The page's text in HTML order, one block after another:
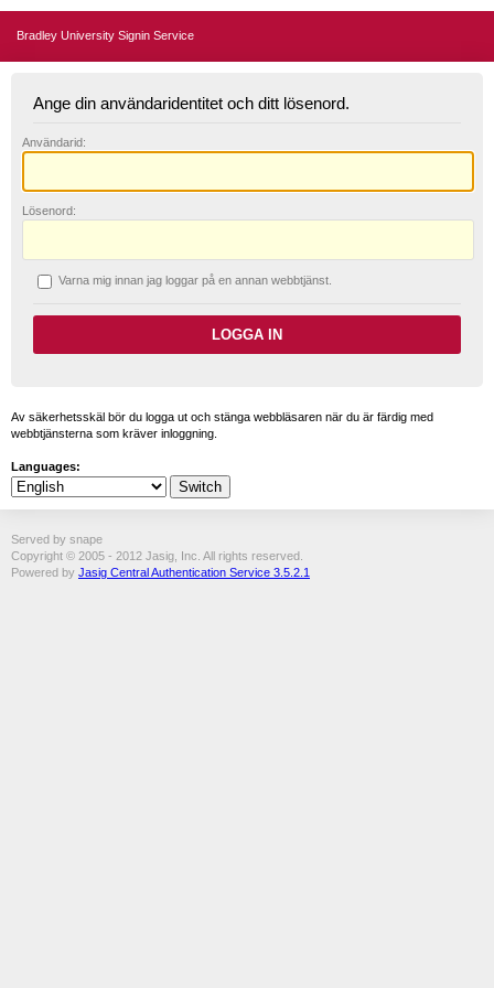
Bradley University Signin Service
Ange din användaridentitet och ditt lösenord.
Användarid:
L ösenord:
Varna mig innan jag loggar på en annan webbtjänst.
Av säkerhetsskäl bör du logga ut och stänga webbläsaren när du är färdig med
webbtjänsterna som kräver inloggning.
Languages:
Served by snape
Copyright © 2005 - 2012 Jasig, Inc. All rights reserved.
Powered by Jasig Central Authentication Service 3.5.2.1